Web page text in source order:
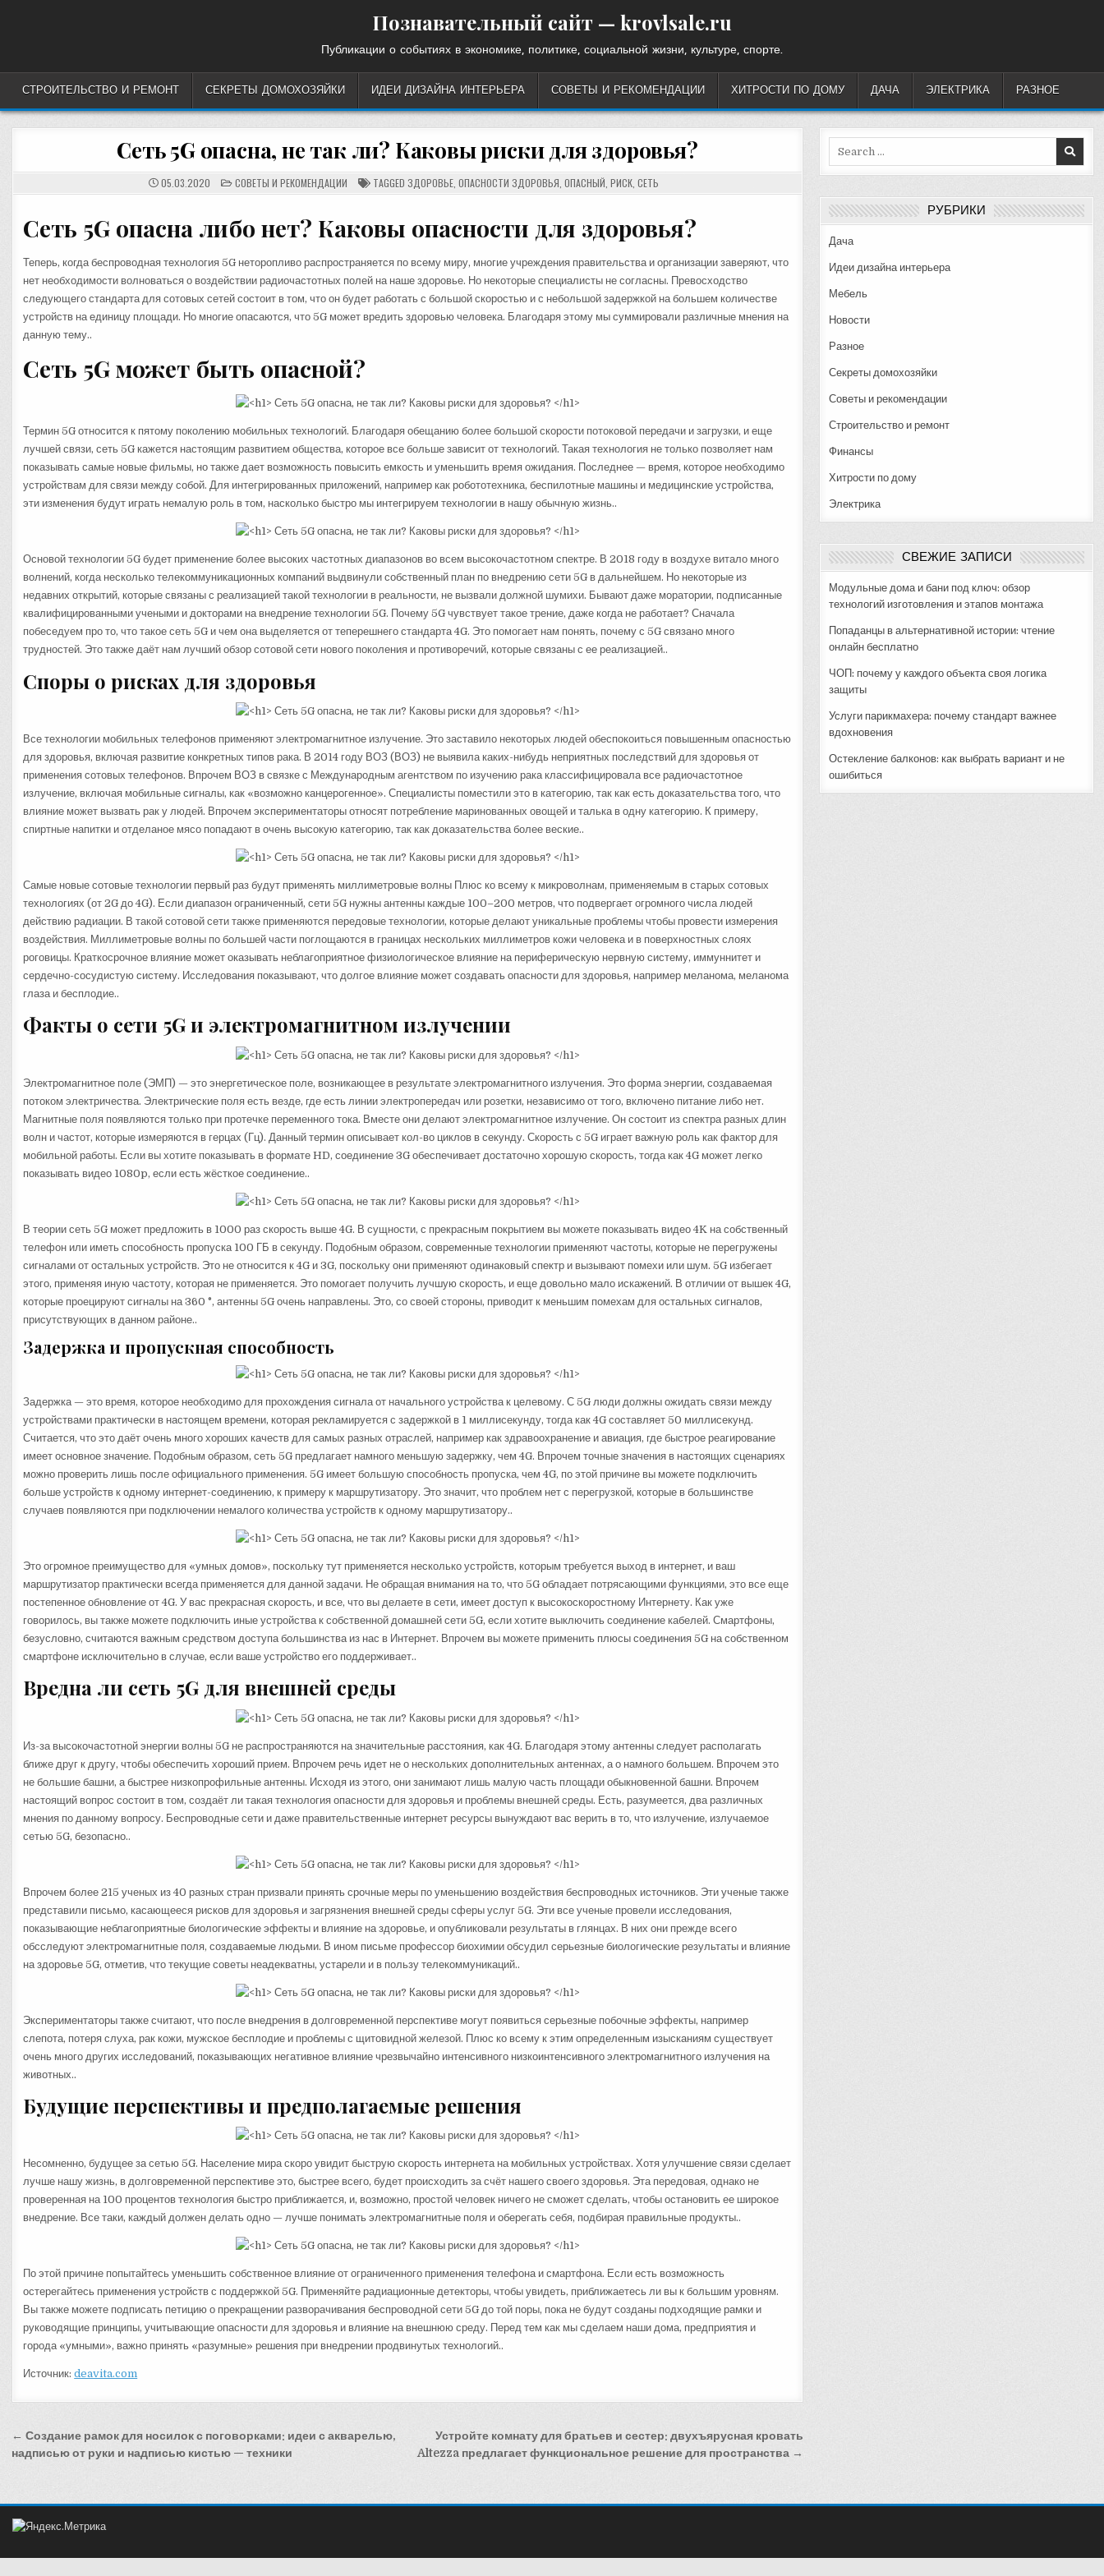
Познавательный сайт — krovlsale.ru
Публикации о событиях в экономике, политике, социальной жизни, культуре, спорте.
СТРОИТЕЛЬСТВО И РЕМОНТ СЕКРЕТЫ ДОМОХОЗЯЙКИ ИДЕИ ДИЗАЙНА ИНТЕРЬЕРА СОВЕТЫ И РЕКОМЕНДАЦИИ ХИТРОСТИ ПО ДОМУ ДАЧА ЭЛЕКТРИКА РАЗНОЕ
Сеть 5G опасна, не так ли? Каковы риски для здоровья?
05.03.2020 POSTED
IN
СОВЕТЫ И РЕКОМЕНДАЦИИ TAGGED ЗДОРОВЬЕ, ОПАСНОСТИ ЗДОРОВЬЯ ОПАСНЫЙ РИСК, СЕТЬ
Сеть 5G опасна либо нет? Каковы опасности для здоровья?
Теперь, когда беспроводная технология 5G неторопливо распространяется по всему миру, многие учреждения правительства и организации заверяют, что
нет необходимости волноваться о воздействии радиочастотных полей на наше здоровье. Но некоторые специалисты не согласны. Превосходство
следующего стандарта для сотовых сетей состоит в том, что он будет работать с большой скоростью и с небольшой задержкой на большем количестве
устройств на единицу площади. Но многие опасаются, что 5G может вредить здоровью человека. Благодаря этому мы суммировали различные мнения на
данную тему..
Сеть 5G может быть опасной?
Термин 5G относится к пятому поколению мобильных технологий. Благодаря обещанию более большой скорости потоковой передачи и загрузки, и еще
лучшей связи, сеть 5G кажется настоящим развитием общества, которое все больше зависит от технологий. Такая технология не только позволяет нам
показывать самые новые фильмы, но также дает возможность повысить емкость и уменьшить время ожидания. Последнее — время, которое необходимо
устройствам для связи между собой. Для интегрированных приложений, например как робототехника, беспилотные машины и медицинские устройства,
эти изменения будут играть немалую роль в том, насколько быстро мы интегрируем технологии в нашу обычную жизнь..
Основой технологии 5G будет применение более высоких частотных диапазонов во всем высокочастотном спектре. В 2018 году в воздухе витало много
волнений, когда несколько телекоммуникационных компаний выдвинули собственный план по внедрению сети 5G в дальнейшем. Но некоторые из
недавних открытий, которые связаны с реализацией такой технологии в реальности, не вызвали должной шумихи. Бывают даже моратории, подписанные
квалифицированными учеными и докторами на внедрение технологии 5G. Почему 5G чувствует такое трение, даже когда не работает? Сначала
побеседуем про то, что такое сеть 5G и чем она выделяется от теперешнего стандарта 4G. Это помогает нам понять, почему с 5G связано много
трудностей. Это также даёт нам лучший обзор сотовой сети нового поколения и противоречий, которые связаны с ее реализацией..
Споры о рисках для здоровья
Все технологии мобильных телефонов применяют электромагнитное излучение. Это заставило некоторых людей обеспокоиться повышенным опасностью
для здоровья, включая развитие конкретных типов рака. В 2014 году ВОЗ (ВОЗ) не выявила каких-нибудь неприятных последствий для здоровья от
применения сотовых телефонов. Впрочем ВОЗ в связке с Международным агентством по изучению рака классифицировала все радиочастотное
излучение, включая мобильные сигналы, как «возможно канцерогенное». Специалисты поместили это в категорию, так как есть доказательства того, что
влияние может вызвать рак у людей. Впрочем экспериментаторы относят потребление маринованных овощей и талька в одну категорию. К примеру,
спиртные напитки и отделаное мясо попадают в очень высокую категорию, так как доказательства более веские..
Самые новые сотовые технологии первый раз будут применять миллиметровые волны Плюс ко всему к микроволнам, применяемым в старых сотовых
технологиях (от 2G до 4G). Если диапазон ограниченный, сети 5G нужны антенны каждые 100–200 метров, что подвергает огромного числа людей
действию радиации. В такой сотовой сети также применяются передовые технологии, которые делают уникальные проблемы чтобы провести измерения
воздействия. Миллиметровые волны по большей части поглощаются в границах нескольких миллиметров кожи человека и в поверхностных слоях
роговицы. Краткосрочное влияние может оказывать неблагоприятное физиологическое влияние на периферическую нервную систему, иммуннитет и
сердечно-сосудистую систему. Исследования показывают, что долгое влияние может создавать опасности для здоровья, например меланома, меланома
глаза и бесплодие..
Факты о сети 5G и электромагнитном излучении
Электромагнитное поле (ЭМП) — это энергетическое поле, возникающее в результате электромагнитного излучения. Это форма энергии, создаваемая
потоком электричества. Электрические поля есть везде, где есть линии электропередач или розетки, независимо от того, включено питание либо нет.
Магнитные поля появляются только при протечке переменного тока. Вместе они делают электромагнитное излучение. Он состоит из спектра разных длин
волн и частот, которые измеряются в герцах (Гц). Данный термин описывает кол-во циклов в секунду. Скорость с 5G играет важную роль как фактор для
мобильной работы. Если вы хотите показывать в формате HD, соединение 3G обеспечивает достаточно хорошую скорость, тогда как 4G может легко
показывать видео 1080p, если есть жёсткое соединение..
В теории сеть 5G может предложить в 1000 раз скорость выше 4G. В сущности, с прекрасным покрытием вы можете показывать видео 4K на собственный
телефон или иметь способность пропуска 100 ГБ в секунду. Подобным образом, современные технологии применяют частоты, которые не перегружены
сигналами от остальных устройств. Это не относится к 4G и 3G, поскольку они применяют одинаковый спектр и вызывают помехи или шум. 5G избегает
этого, применяя иную частоту, которая не применяется. Это помогает получить лучшую скорость, и еще довольно мало искажений. В отличии от вышек 4G,
которые проецируют сигналы на 360 °, антенны 5G очень направлены. Это, со своей стороны, приводит к меньшим помехам для остальных сигналов,
присутствующих в данном районе..
Задержка и пропускная способность
Задержка — это время, которое необходимо для прохождения сигнала от начального устройства к целевому. С 5G люди должны ожидать связи между
устройствами практически в настоящем времени, которая рекламируется с задержкой в 1 миллисекунду, тогда как 4G составляет 50 миллисекунд.
Считается, что это даёт очень много хороших качеств для самых разных отраслей, например как здравоохранение и авиация, где быстрое реагирование
имеет основное значение. Подобным образом, сеть 5G предлагает намного меньшую задержку, чем 4G. Впрочем точные значения в настоящих сценариях
можно проверить лишь после официального применения. 5G имеет большую способность пропуска, чем 4G, по этой причине вы можете подключить
больше устройств к одному интернет-соединению, к примеру к маршрутизатору. Это значит, что проблем нет с перегрузкой, которые в большинстве
случаев появляются при подключении немалого количества устройств к одному маршрутизатору..
Это огромное преимущество для «умных домов», поскольку тут применяется несколько устройств, которым требуется выход в интернет, и ваш
маршрутизатор практически всегда применяется для данной задачи. Не обращая внимания на то, что 5G обладает потрясающими функциями, это все еще
постепенное обновление от 4G. У вас прекрасная скорость, и все, что вы делаете в сети, имеет доступ к высокоскоростному Интернету. Как уже
говорилось, вы также можете подключить иные устройства к собственной домашней сети 5G, если хотите выключить соединение кабелей. Смартфоны,
безусловно, считаются важным средством доступа большинства из нас в Интернет. Впрочем вы можете применить плюсы соединения 5G на собственном
смартфоне исключительно в случае, если ваше устройство его поддерживает..
Вредна ли сеть 5G для внешней среды
Из-за высокочастотной энергии волны 5G не распространяются на значительные расстояния, как 4G. Благодаря этому антенны следует располагать
ближе друг к другу, чтобы обеспечить хороший прием. Впрочем речь идет не о нескольких дополнительных антеннах, а о намного большем. Впрочем это
не большие башни, а быстрее низкопрофильные антенны. Исходя из этого, они занимают лишь малую часть площади обыкновенной башни. Впрочем
настоящий вопрос состоит в том, создаёт ли такая технология опасности для здоровья и проблемы внешней среды. Есть, разумеется, два различных
мнения по данному вопросу. Беспроводные сети и даже правительственные интернет ресурсы вынуждают вас верить в то, что излучение, излучаемое
сетью 5G, безопасно..
Впрочем более 215 ученых из 40 разных стран призвали принять срочные меры по уменьшению воздействия беспроводных источников. Эти ученые также
представили письмо, касающееся рисков для здоровья и загрязнения внешней среды сферы услуг 5G. Эти все ученые провели исследования,
показывающие неблагоприятные биологические эффекты и влияние на здоровье, и опубликовали результаты в глянцах. В них они прежде всего
обсследуют электромагнитные поля, создаваемые людьми. В ином письме профессор биохимии обсудил серьезные биологические результаты и влияние
на здоровье 5G, отметив, что текущие советы неадекватны, устарели и в пользу телекоммуникаций..
Экспериментаторы также считают, что после внедрения в долговременной перспективе могут появиться серьезные побочные эффекты, например
слепота, потеря слуха, рак кожи, мужское бесплодие и проблемы с щитовидной железой. Плюс ко всему к этим определенным изысканиям существует
очень много других исследований, показывающих негативное влияние чрезвычайно интенсивного низкоинтенсивного электромагнитного излучения на
животных..
Будущие перспективы и предполагаемые решения
Несомненно, будущее за сетью 5G. Население мира скоро увидит быструю скорость интернета на мобильных устройствах. Хотя улучшение связи сделает
лучше нашу жизнь, в долговременной перспективе это, быстрее всего, будет происходить за счёт нашего своего здоровья. Эта передовая, однако не
проверенная на 100 процентов технология быстро приближается, и, возможно, простой человек ничего не сможет сделать, чтобы остановить ее широкое
внедрение. Все таки, каждый должен делать одно — лучше понимать электромагнитные поля и оберегать себя, подбирая правильные продукты..
По этой причине попытайтесь уменьшить собственное влияние от ограниченного применения телефона и смартфона. Если есть возможность
остерегайтесь применения устройств с поддержкой 5G. Применяйте радиационные детекторы, чтобы увидеть, приближаетесь ли вы к большим уровням.
Вы также можете подписать петицию о прекращении разворачивания беспроводной сети 5G до той поры, пока не будут созданы подходящие рамки и
руководящие принципы, учитывающие опасности для здоровья и влияние на внешнюю среду. Перед тем как мы сделаем наши дома, предприятия и
города «умными», важно принять «разумные» решения при внедрении продвинутых технологий..
Источник:deavita.com
Навигация
по
Устройте комнату для братьев и сестер: двухъярусная кровать
Altezza предлагает функциональное решение для пространства →
← Создание рамок для носилок с поговорками: идеи с акварелью,
надписью от руки и надписью кистью — техники
РУБРИКИ
Дача
Идеи дизайна интерьера
Мебель
Новости
Разное
Секреты домохозяйки
Советы и рекомендации
Строительство и ремонт
Финансы
Хитрости по дому
Электрика
СВЕЖИЕ ЗАПИСИ
Модульные дома и бани под ключ: обзор
технологий изготовления и этапов монтажа
Попаданцы в альтернативной истории: чтение
онлайн бесплатно
ЧОП: почему у каждого объекта своя логика
защиты
Услуги парикмахера: почему стандарт важнее
вдохновения
Остекление балконов: как выбрать вариант и не
ошибиться